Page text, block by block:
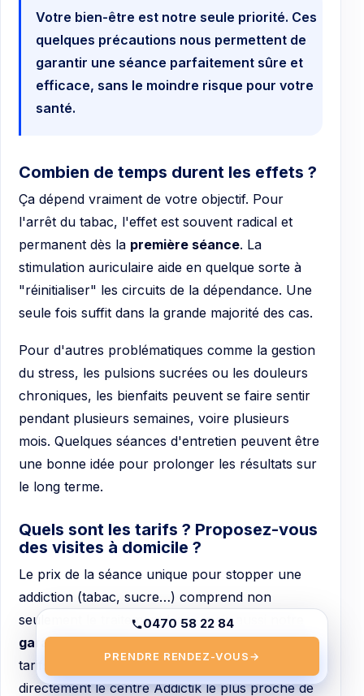
Votre bien-être est notre seule priorité. Ces
quelques précautions nous permettent de
garantir une séance parfaitement sûre et
efficace, sans le moindre risque pour votre
santé.
Combien de temps durent les effets ?
Ça dépend vraiment de votre objectif. Pour
l'arrêt du tabac, l'effet est souvent radical et
permanent dès la première séance. La
stimulation auriculaire aide en quelque sorte à
"réinitialiser" les circuits de la dépendance. Une
seule fois suffit dans la grande majorité des cas.
Pour d'autres problématiques comme la gestion
du stress, les pulsions sucrées ou les douleurs
chroniques, les bienfaits peuvent se faire sentir
pendant plusieurs semaines, voire plusieurs
mois. Quelques séances d'entretien peuvent être
une bonne idée pour prolonger les résultats sur
le long terme.
Quels sont les tarifs ? Proposez-vous
des visites à domicile ?
Le prix de la séance unique pour stopper une
addiction (tabac, sucre…) comprend non
seulement le traitement laser, mais aussi notre
garantie d'un anpour l'arrêt du tabac. Pour les
tarifs exacts, le mieux est de contacter
directement le centre Addictik le plus proche de
0470 58 22 84
PRENDRE RENDEZ-VOUS→